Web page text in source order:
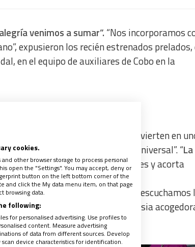
venimos a sumar”. “Nos incorporamos
expusieron los recién estrenados prelados,
en el equipo de auxiliares de Cobo en la
preferidos del Señor, se convierten en
construir fraternidad abierta y universal”. “La
y dignidad, tiende puentes y acorta
los más pobres porque en ellos escuchamos
el clamor de su pueblo. Ser Iglesia
cookies.
other browser storage to process personal
open the "Settings". You may accept, deny or
button on the left bottom corner of the
and click the My data menu item, on that page
browsing data.
following:
for personalised advertising. Use profiles to
content. Measure advertising
of data from different sources. Develop
device characteristics for identification.